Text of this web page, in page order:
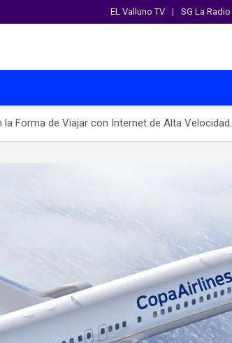
EL Valluno TV SG La Radio
la Forma de Viajar con Internet de Alta Velocidad.